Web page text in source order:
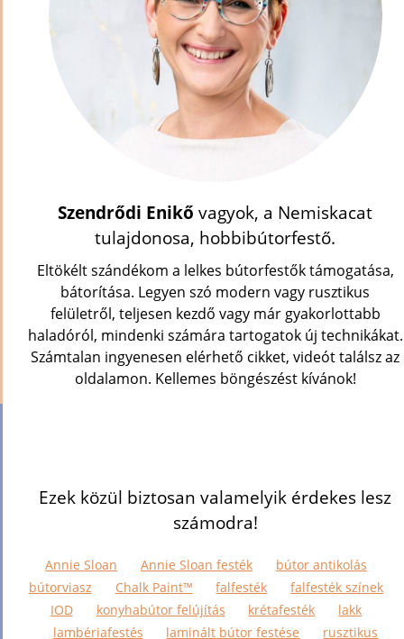
Szendrődi Enikő vagyok, a Nemiskacat
tulajdonosa, hobbibútorfestő.
Eltökélt szándékom a lelkes bútorfestők támogatása,
bátorítása. Legyen szó modern vagy rusztikus
felületről, teljesen kezdő vagy már gyakorlottabb
haladóról, mindenki számára tartogatok új technikákat.
Számtalan ingyenesen elérhető cikket, videót találsz az
oldalamon. Kellemes böngészést kívánok!
Ezek közül biztosan valamelyik érdekes lesz
számodra!
Annie Sloan Annie Sloan festék
bútor antikolás
bútorviasz
Chalk Paint™ falfesték
falfesték színek
IOD
konyhabútor felújítás krétafesték
lakk
lambériafestés
laminált bútor festése
rusztikus